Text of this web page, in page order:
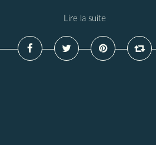
Lire la suite